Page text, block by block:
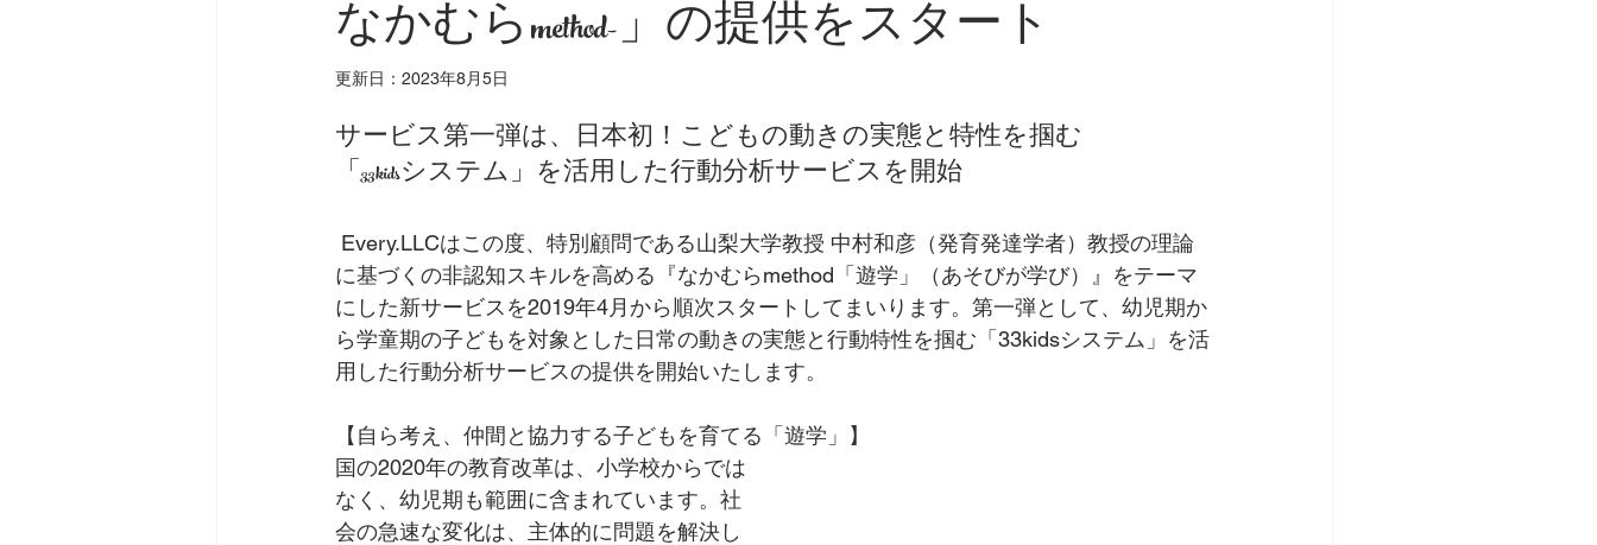
なかむらmethod-」の提供をスタート
更新日： 2023年8月5日
サービス第一弾は、日本初！こどもの動きの実態と特性を掴む
「33kidsシステム」を活用した行動分析サービスを開始
に基づくの非認知スキルを高める『なかむらmethod「遊学」（あそびが学び）』をテーマ
にした新サービスを2019年4月から順次スタートしてまいります。第一弾として、幼児期か
ら学童期の子どもを対象とした日常の動きの実態と行動特性を掴む「33kidsシステム」を活
用した行動分析サービスの提供を開始いたします。
【自ら考え、仲間と協力する子どもを育てる「遊学」】
国の2020年の教育改革は、小学校からでは
なく、幼児期も範囲に含まれています。社
会の急速な変化は、主体的に問題を解決し